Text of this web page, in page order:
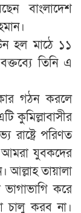
বাংলাদেশ
হল মাঠে ১১
তিনি এ
গঠন করলে
কুমিল্লাবাসীর
পরিণত
আমরা যুবকদের
আল্লাহ তায়ালা
করে
চালু করব না।